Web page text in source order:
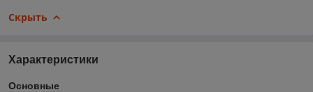
Скрыть
Характеристики
Основные